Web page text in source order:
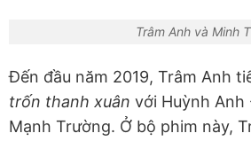
Trâm Anh và Minh
Đến đầu năm 2019, Trâm Anh
trốn thanh xuân với Huỳnh Anh
Mạnh Trường. Ở bộ phim này,